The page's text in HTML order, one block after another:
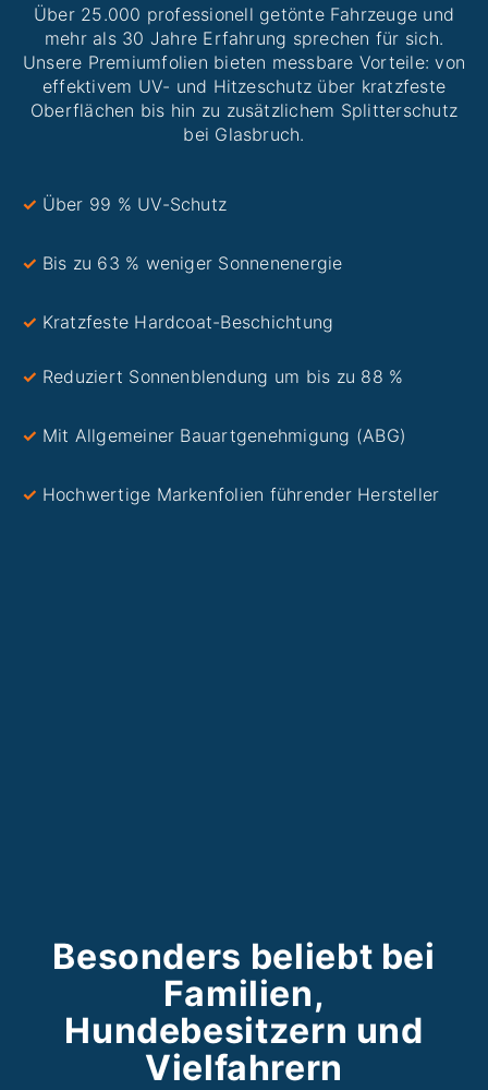
Über 25.000 professionell getönte Fahrzeuge und
mehr als 30 Jahre Erfahrung sprechen für sich.
Unsere Premiumfolien bieten messbare Vorteile: von
effektivem UV- und Hitzeschutz über kratzfeste
Oberflächen bis hin zu zusätzlichem Splitterschutz
bei Glasbruch.
✓ Über 99 % UV-Schutz
✓ Bis zu 63 % weniger Sonnenenergie
✓ Kratzfeste Hardcoat-Beschichtung
✓ ⁠Reduziert Sonnenblendung um bis zu 88 %
✓ Mit Allgemeiner Bauartgenehmigung (ABG)
✓ Hochwertige Markenfolien führender Hersteller
Besonders beliebt bei
Familien,
Hundebesitzern und
Vielfahrern